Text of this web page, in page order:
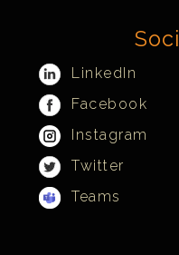
LinkedIn
Facebook
Instagram
Twitter
Teams